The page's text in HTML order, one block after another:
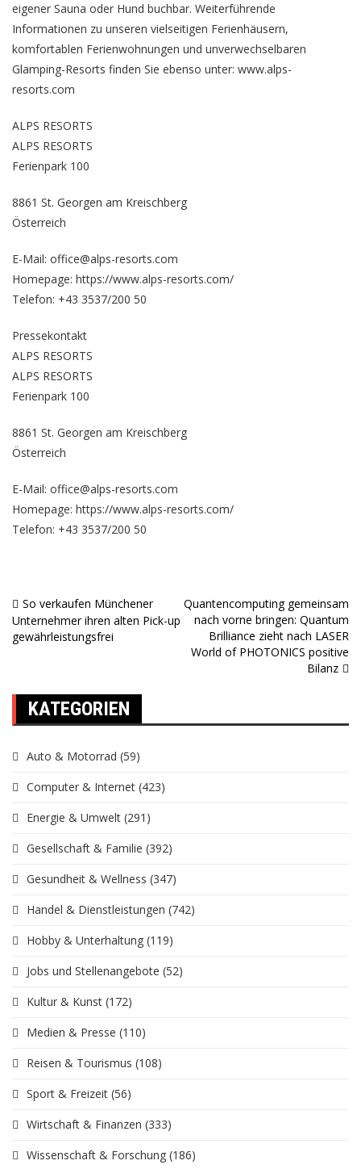
eigener Sauna oder Hund buchbar. Weiterführende
Informationen zu unseren vielseitigen Ferienhäusern,
komfortablen Ferienwohnungen und unverwechselbaren
Glamping-Resorts finden Sie ebenso unter: www.alps-
resorts.com
ALPS RESORTS
ALPS RESORTS
Ferienpark 100
8861 St. Georgen am Kreischberg
Österreich
E-Mail: office@alps-resorts.com
Homepage: https://www.alps-resorts.com/
Telefon: +43 3537/200 50
Pressekontakt
ALPS RESORTS
ALPS RESORTS
Ferienpark 100
8861 St. Georgen am Kreischberg
Österreich
E-Mail: office@alps-resorts.com
Homepage: https://www.alps-resorts.com/
Telefon: +43 3537/200 50
Beitragsnavigation
So verkaufen Münchener
Unternehmer ihren alten Pick-up
gewährleistungsfrei
Quantencomputing gemeinsam
nach vorne bringen: Quantum
Brilliance zieht nach LASER
World of PHOTONICS positive
Bilanz
KATEGORIEN
Auto & Motorrad (59)
Computer & Internet (423)
Energie & Umwelt (291)
Gesellschaft & Familie (392)
Gesundheit & Wellness (347)
Handel & Dienstleistungen (742)
Hobby & Unterhaltung (119)
Jobs und Stellenangebote (52)
Kultur & Kunst (172)
Medien & Presse (110)
Reisen & Tourismus (108)
Sport & Freizeit (56)
Wirtschaft & Finanzen (333)
Wissenschaft & Forschung (186)